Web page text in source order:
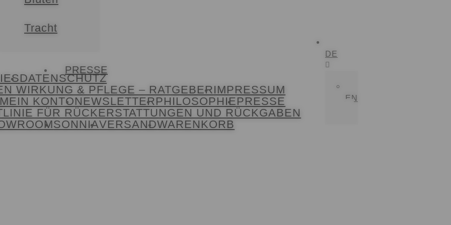
Tracht
PRESSE
DATENSCHUTZ
WIRKUNG & PFLEGE – RATGEBERIMPRESSUM
MEIN KONTONEWSLETTERPHILOSOPHIEPRESSE
FÜR RÜCKERSTATTUNGEN UND RÜCKGABEN
SONNIAVERSANDWARENKORB
DE
EN